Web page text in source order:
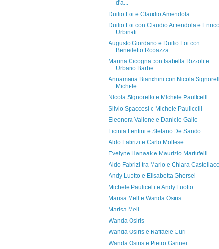
d'a...
Duilio Loi e Claudio Amendola
Duilio Loi con Claudio Amendola e Enrico
Urbinati
Augusto Giordano e Duilio Loi con
Benedetto Robazza
Marina Cicogna con Isabella Rizzoli e
Urbano Barbe...
Annamaria Bianchini con Nicola
Michele...
Nicola Signorello e Michele Paulicelli
Silvio Spaccesi e Michele Paulicelli
Eleonora Vallone e Daniele Gallo
Licinia Lentini e Stefano De Sando
Aldo Fabrizi e Carlo Molfese
Evelyne Hanaak e Maurizio Martufelli
Aldo Fabrizi tra Mario e Chiara
Andy Luotto e Elisabetta Ghersel
Michele Paulicelli e Andy Luotto
Marisa Mell e Wanda Osiris
Marisa Mell
Wanda Osiris
Wanda Osiris e Raffaele Curi
Wanda Osiris e Pietro Garinei